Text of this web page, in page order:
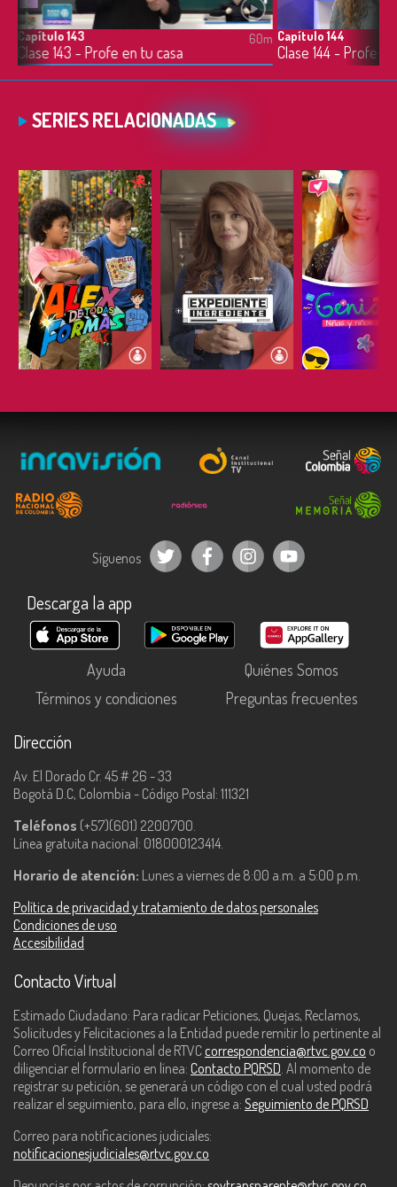
Capítulo 143
Clase 143 - Profe en tu casa
60m Capítulo 144
Clase 144 - Profe
SERIES RELACIONADAS
ESCUCHAR ESCUCHAR
Síguenos
Descarga la app
Ayuda
Quiénes Somos
Términos y condiciones
Preguntas frecuentes
Dirección
Av. El Dorado Cr. 45 # 26 - 33
Bogotá D.C, Colombia - Código Postal: 111321
Teléfonos (+57)(601) 2200700.
Línea gratuita nacional: 018000123414.
Horario de atención: Lunes a viernes de 8:00 a.m. a 5:00 p.m.
Política de privacidad y tratamiento de datos personales
Condiciones de uso
Accesibilidad
Contacto Virtual
Estimado Ciudadano: Para radicar Peticiones, Quejas, Reclamos,
Solicitudes y Felicitaciones a la Entidad puede remitir lo pertinente al
Correo Oficial Institucional de RTVC correspondencia@rtvc.gov.co o
diligenciar el formulario en línea: Contacto PQRSD. Al momento de
registrar su petición, se generará un código con el cual usted podrá
realizar el seguimiento, para ello, ingrese a: Seguimiento de PQRSD
Correo para notificaciones judiciales:
notificacionesjudiciales@rtvc.gov.co